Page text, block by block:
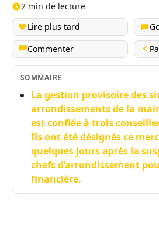
2 min de lecture
Lire plus tard
Commenter
SOMMAIRE
La gestion provisoire des
arrondissements de la
est confiée à trois
Ils ont été désignés ce
quelques jours après la
chefs d’arrondissement
financière.